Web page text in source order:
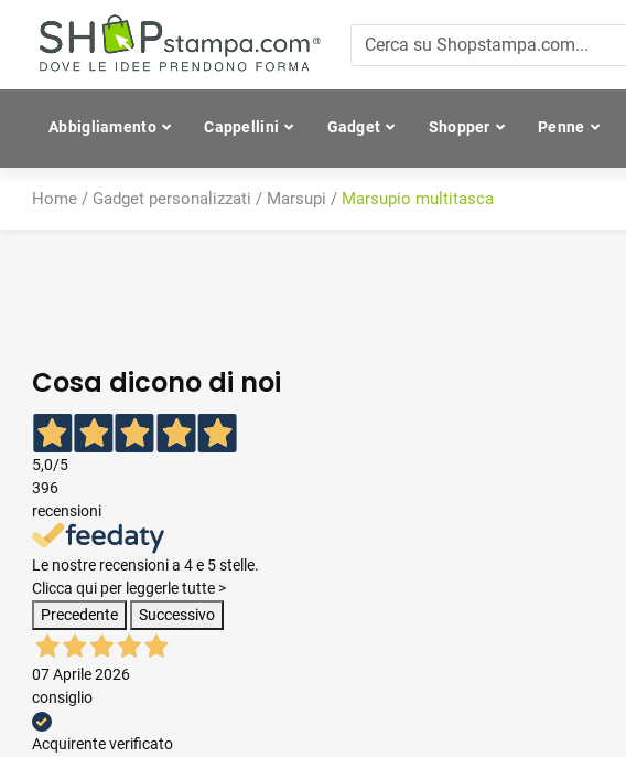
Abbigliamento Cappellini Gadget Shopper Penne
Home / Gadget personalizzati / Marsupi / Marsupio multitasca
Cosa dicono di noi
5,0/5
396
recensioni
Le nostre recensioni a 4 e 5 stelle.
Clicca qui per leggerle tutte >
Precedente
Successivo
07 Aprile 2026
consiglio
Acquirente verificato